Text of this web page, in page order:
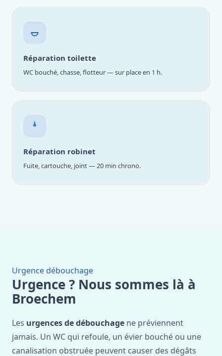
Réparation toilette
WC bouché, chasse, flotteur — sur place en 1 h.
Réparation robinet
Fuite, cartouche, joint — 20 min chrono.
Urgence débouchage
Urgence ? Nous sommes là à
Broechem
Les urgences de débouchage ne préviennent
jamais. Un WC qui refoule, un évier bouché ou une
canalisation obstruée peuvent causer des dégâts